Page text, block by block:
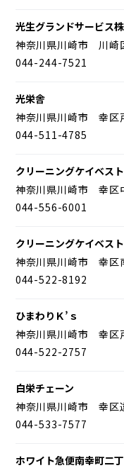
光生グランドサービス
神奈川県川崎市 川崎
044-244-7521
光栄舎
神奈川県川崎市 幸区
044-511-4785
クリーニングケイベス
神奈川県川崎市 幸区
044-556-6001
クリーニングケイベス
神奈川県川崎市 幸区
044-522-8192
ひまわりＫ’ｓ
神奈川県川崎市 幸区
044-522-2757
白栄チェーン
神奈川県川崎市 幸区
044-533-7577
ホワイト急便南幸町二